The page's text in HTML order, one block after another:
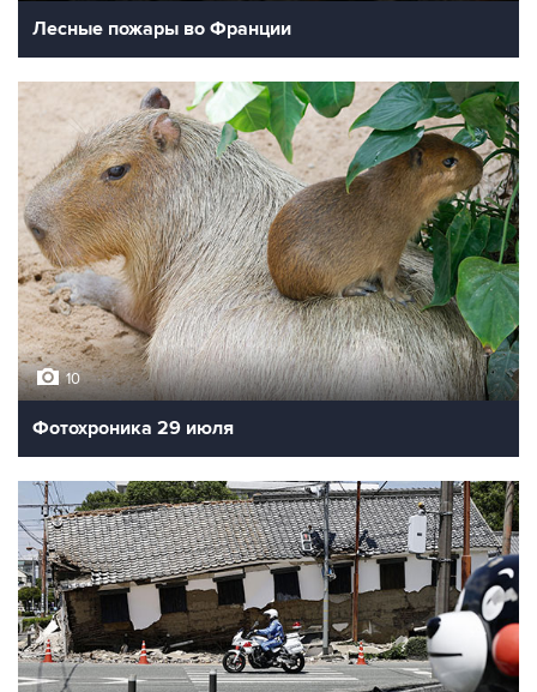
Лесные пожары во Франции
10
Фотохроника 29 июля